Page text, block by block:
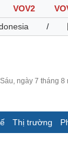
VOV2
/
ngày 7 tháng 8
Thị trường